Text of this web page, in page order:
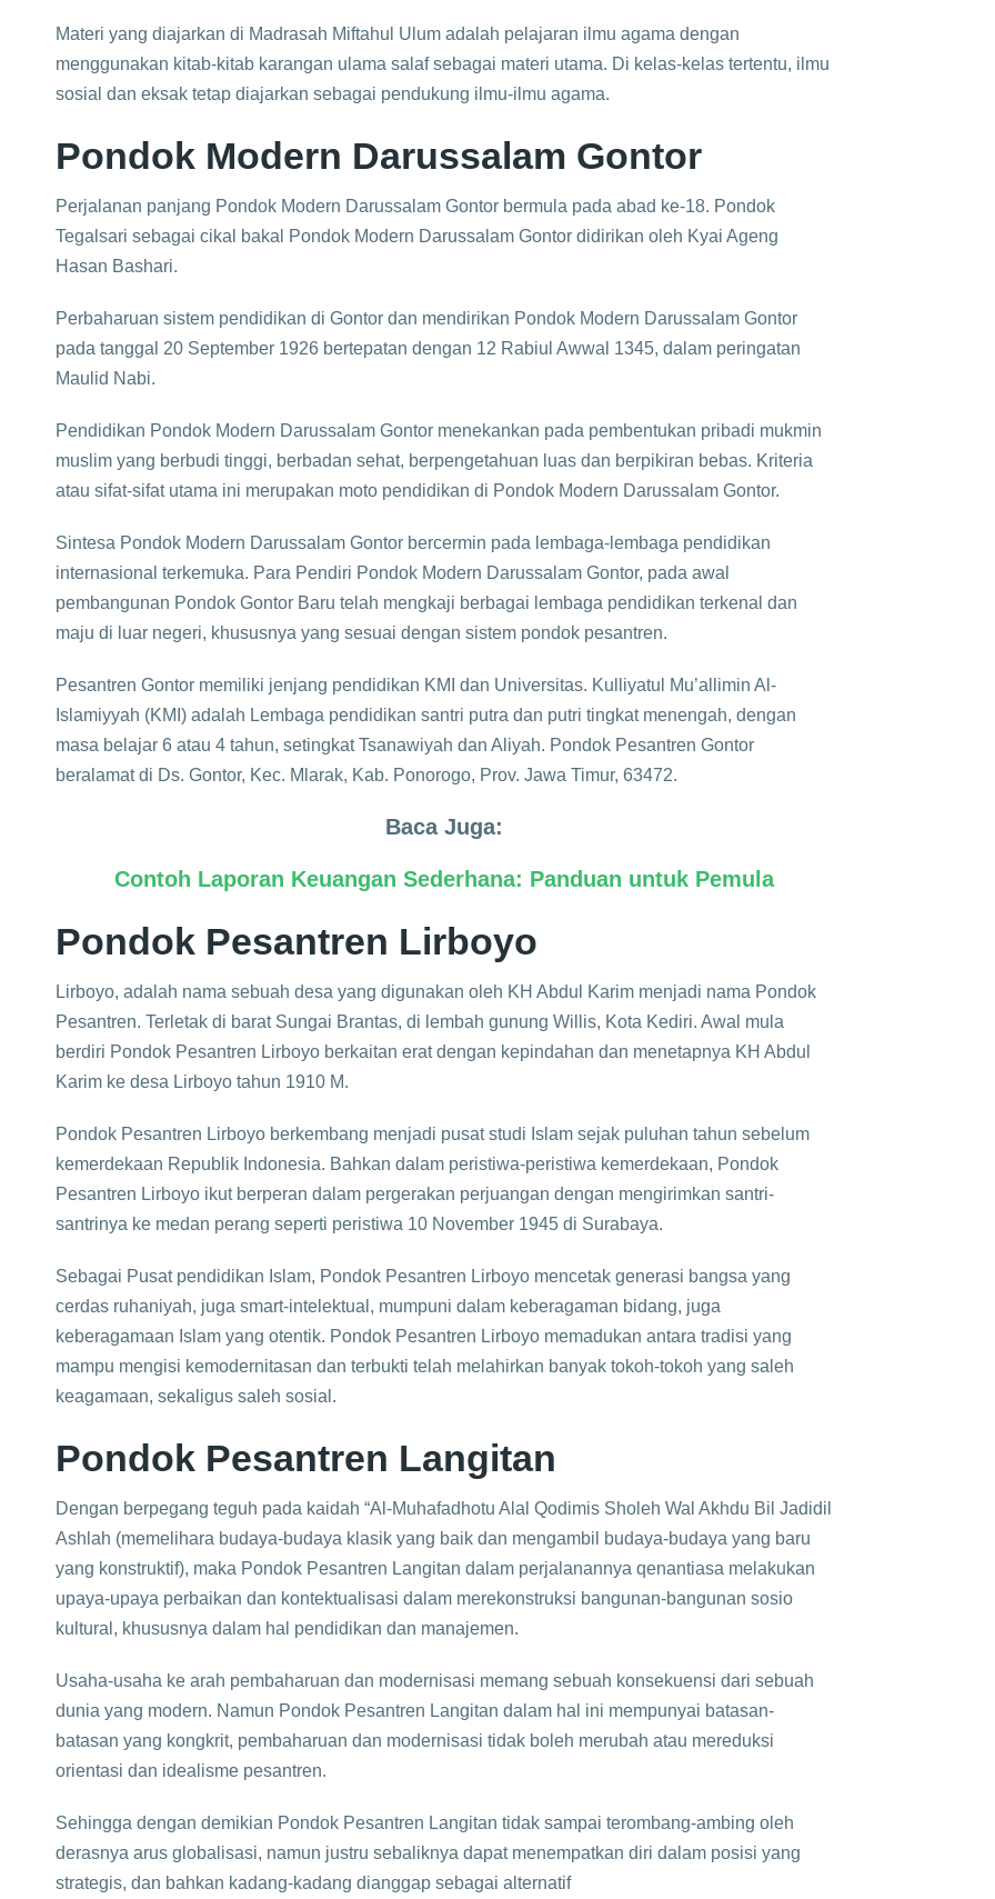
Materi yang diajarkan di Madrasah Miftahul Ulum adalah pelajaran ilmu agama dengan
menggunakan kitab-kitab karangan ulama salaf sebagai materi utama. Di kelas-kelas tertentu, ilmu
sosial dan eksak tetap diajarkan sebagai pendukung ilmu-ilmu agama.
Pondok Modern Darussalam Gontor
Perjalanan panjang Pondok Modern Darussalam Gontor bermula pada abad ke-18. Pondok
Tegalsari sebagai cikal bakal Pondok Modern Darussalam Gontor didirikan oleh Kyai Ageng
Hasan Bashari.
Perbaharuan sistem pendidikan di Gontor dan mendirikan Pondok Modern Darussalam Gontor
pada tanggal 20 September 1926 bertepatan dengan 12 Rabiul Awwal 1345, dalam peringatan
Maulid Nabi.
Pendidikan Pondok Modern Darussalam Gontor menekankan pada pembentukan pribadi mukmin
muslim yang berbudi tinggi, berbadan sehat, berpengetahuan luas dan berpikiran bebas. Kriteria
atau sifat-sifat utama ini merupakan moto pendidikan di Pondok Modern Darussalam Gontor.
Sintesa Pondok Modern Darussalam Gontor bercermin pada lembaga-lembaga pendidikan
internasional terkemuka. Para Pendiri Pondok Modern Darussalam Gontor, pada awal
pembangunan Pondok Gontor Baru telah mengkaji berbagai lembaga pendidikan terkenal dan
maju di luar negeri, khususnya yang sesuai dengan sistem pondok pesantren.
Pesantren Gontor memiliki jenjang pendidikan KMI dan Universitas. Kulliyatul Mu’allimin Al-
Islamiyyah (KMI) adalah Lembaga pendidikan santri putra dan putri tingkat menengah, dengan
masa belajar 6 atau 4 tahun, setingkat Tsanawiyah dan Aliyah. Pondok Pesantren Gontor
beralamat di Ds. Gontor, Kec. Mlarak, Kab. Ponorogo, Prov. Jawa Timur, 63472.
Baca Juga:
Contoh Laporan Keuangan Sederhana: Panduan untuk Pemula
Pondok Pesantren Lirboyo
Lirboyo, adalah nama sebuah desa yang digunakan oleh KH Abdul Karim menjadi nama Pondok
Pesantren. Terletak di barat Sungai Brantas, di lembah gunung Willis, Kota Kediri. Awal mula
berdiri Pondok Pesantren Lirboyo berkaitan erat dengan kepindahan dan menetapnya KH Abdul
Karim ke desa Lirboyo tahun 1910 M.
Pondok Pesantren Lirboyo berkembang menjadi pusat studi Islam sejak puluhan tahun sebelum
kemerdekaan Republik Indonesia. Bahkan dalam peristiwa-peristiwa kemerdekaan, Pondok
Pesantren Lirboyo ikut berperan dalam pergerakan perjuangan dengan mengirimkan santri-
santrinya ke medan perang seperti peristiwa 10 November 1945 di Surabaya.
Sebagai Pusat pendidikan Islam, Pondok Pesantren Lirboyo mencetak generasi bangsa yang
cerdas ruhaniyah, juga smart-intelektual, mumpuni dalam keberagaman bidang, juga
keberagamaan Islam yang otentik. Pondok Pesantren Lirboyo memadukan antara tradisi yang
mampu mengisi kemodernitasan dan terbukti telah melahirkan banyak tokoh-tokoh yang saleh
keagamaan, sekaligus saleh sosial.
Pondok Pesantren Langitan
Dengan berpegang teguh pada kaidah “Al-Muhafadhotu Alal Qodimis Sholeh Wal Akhdu Bil Jadidil
Ashlah (memelihara budaya-budaya klasik yang baik dan mengambil budaya-budaya yang baru
yang konstruktif), maka Pondok Pesantren Langitan dalam perjalanannya qenantiasa melakukan
upaya-upaya perbaikan dan kontektualisasi dalam merekonstruksi bangunan-bangunan sosio
kultural, khususnya dalam hal pendidikan dan manajemen.
Usaha-usaha ke arah pembaharuan dan modernisasi memang sebuah konsekuensi dari sebuah
dunia yang modern. Namun Pondok Pesantren Langitan dalam hal ini mempunyai batasan-
batasan yang kongkrit, pembaharuan dan modernisasi tidak boleh merubah atau mereduksi
orientasi dan idealisme pesantren.
Sehingga dengan demikian Pondok Pesantren Langitan tidak sampai terombang-ambing oleh
derasnya arus globalisasi, namun justru sebaliknya dapat menempatkan diri dalam posisi yang
strategis, dan bahkan kadang-kadang dianggap sebagai alternatif